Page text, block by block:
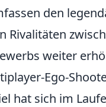
den
Rivalitäten
weiter
Ego-
hat sich im